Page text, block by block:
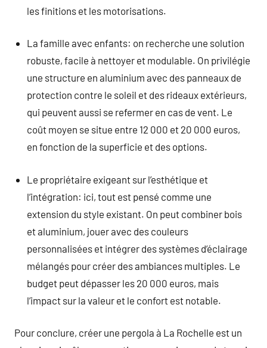
les finitions et les motorisations.
La famille avec enfants: on recherche une solution
robuste, facile à nettoyer et modulable. On privilégie
une structure en aluminium avec des panneaux de
protection contre le soleil et des rideaux extérieurs,
qui peuvent aussi se refermer en cas de vent. Le
coût moyen se situe entre 12 000 et 20 000 euros,
en fonction de la superficie et des options.
Le propriétaire exigeant sur l’esthétique et
l’intégration: ici, tout est pensé comme une
extension du style existant. On peut combiner bois
et aluminium, jouer avec des couleurs
personnalisées et intégrer des systèmes d’éclairage
mélangés pour créer des ambiances multiples. Le
budget peut dépasser les 20 000 euros, mais
l’impact sur la valeur et le confort est notable.
Pour conclure, créer une pergola à La Rochelle est un